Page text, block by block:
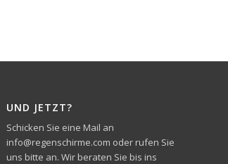
UND JETZT?
Schicken Sie eine Mail an
info@regenschirme.com oder rufen Sie
uns bitte an. Wir beraten Sie bis ins